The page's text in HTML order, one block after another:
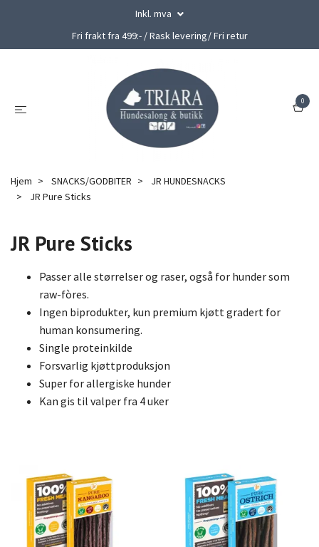
Inkl. mva
Fri frakt fra 499:- / Rask levering/ Fri retur
0
Hjem SNACKS/GODBITER
JR HUNDESNACKS
JR Pure Sticks
JR Pure Sticks
Passer alle størrelser og raser, også for hunder som
raw-fòres.
Ingen biprodukter, kun premium kjøtt gradert for
human konsumering.
Single proteinkilde
Forsvarlig kjøttproduksjon
Super for allergiske hunder
Kan gis til valper fra 4 uker